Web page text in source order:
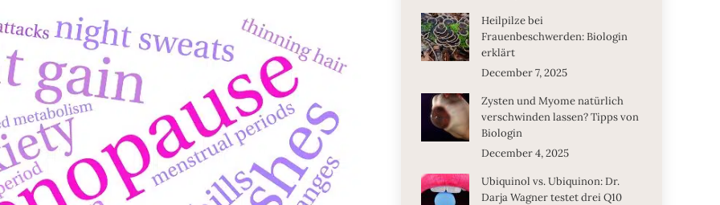
Heilpilze bei
Frauenbeschwerden: Biologin
erklärt
December 7, 2025
Zysten und Myome natürlich
verschwinden lassen? Tipps von
Biologin
December 4, 2025
Ubiquinol vs. Ubiquinon: Dr.
Darja Wagner testet drei Q10